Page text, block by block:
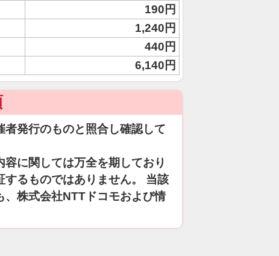
190円
1,240円
440円
6,140円
発行のものと照合し確認して
に関しては万全を期しており
するものではありません。 当該
株式会社NTTドコモおよび情